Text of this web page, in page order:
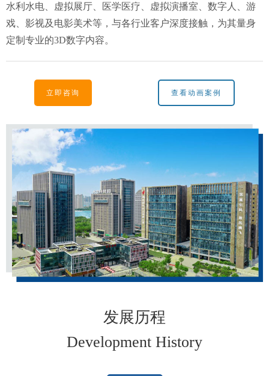
水利水电、虚拟展厅、医学医疗、虚拟演播室、数字人、游
戏、影视及电影美术等，与各行业客户深度接触，为其量身
定制专业的3D数字内容。
立即咨询 查看动画案例
发展历程
Development History